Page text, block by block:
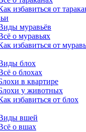
избавиться от
муравьёв
о муравьях
избавиться от
блох
о блохах
в квартире
у животных
избавиться от блох
вшей
о вшах